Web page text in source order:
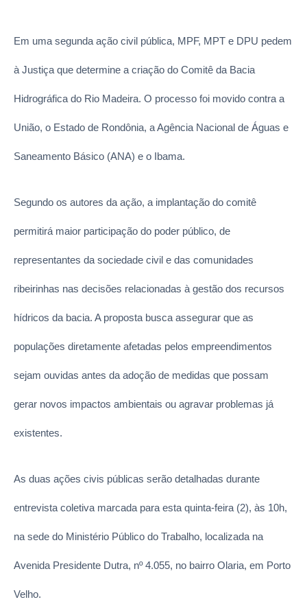
Em uma segunda ação civil pública, MPF, MPT e DPU pedem
à Justiça que determine a criação do Comitê da Bacia
Hidrográfica do Rio Madeira. O processo foi movido contra a
União, o Estado de Rondônia, a Agência Nacional de Águas e
Saneamento Básico (ANA) e o Ibama.
Segundo os autores da ação, a implantação do comitê
permitirá maior participação do poder público, de
representantes da sociedade civil e das comunidades
ribeirinhas nas decisões relacionadas à gestão dos recursos
hídricos da bacia. A proposta busca assegurar que as
populações diretamente afetadas pelos empreendimentos
sejam ouvidas antes da adoção de medidas que possam
gerar novos impactos ambientais ou agravar problemas já
existentes.
As duas ações civis públicas serão detalhadas durante
entrevista coletiva marcada para esta quinta-feira (2), às 10h,
na sede do Ministério Público do Trabalho, localizada na
Avenida Presidente Dutra, nº 4.055, no bairro Olaria, em Porto
Velho.